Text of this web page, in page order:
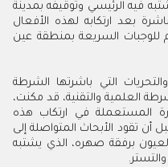
فيه الرئيسي وتوقيفه بمدينة
بعد ارتكابه لهذه الأفعال
للوجبات السريعة بمنطقة عين
التي باشرتها الشرطة
العلمية والتقنية، قد مكنت،
المستعملة في ارتكاب هذه
أن تقود الأبحاث المتواصلة إلى
برفقة صهره، الذي يشتبه